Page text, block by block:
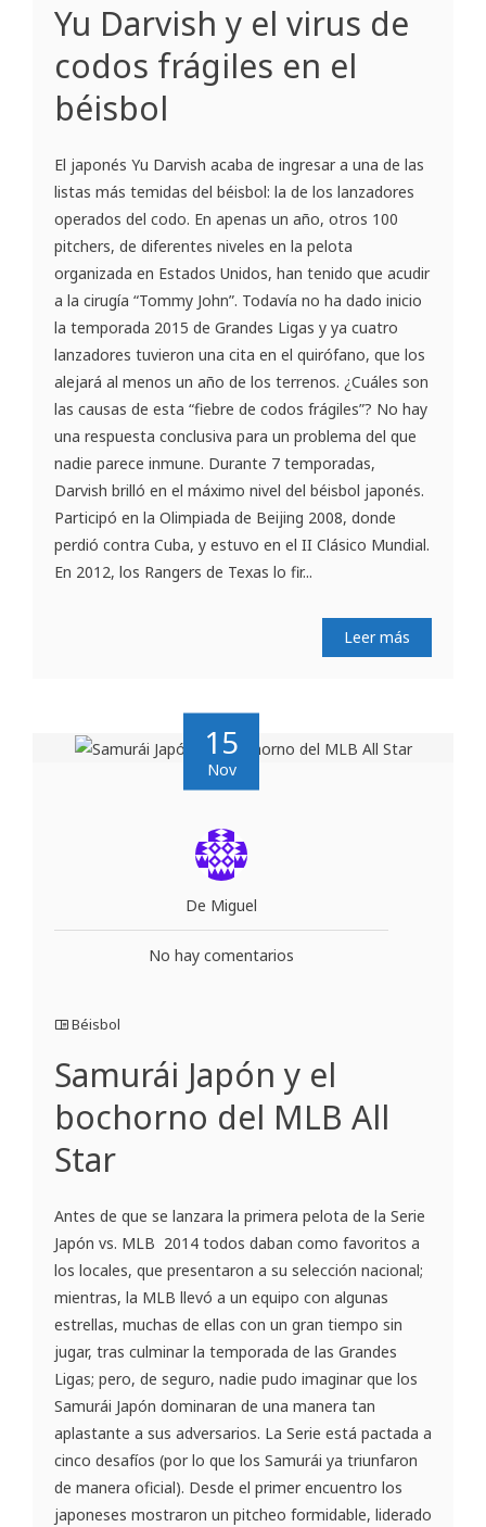
Yu Darvish y el virus de
codos frágiles en el
béisbol
El japonés Yu Darvish acaba de ingresar a una de las
listas más temidas del béisbol: la de los lanzadores
operados del codo. En apenas un año, otros 100
pitchers, de diferentes niveles en la pelota
organizada en Estados Unidos, han tenido que acudir
a la cirugía “Tommy John”. Todavía no ha dado inicio
la temporada 2015 de Grandes Ligas y ya cuatro
lanzadores tuvieron una cita en el quirófano, que los
alejará al menos un año de los terrenos. ¿Cuáles son
las causas de esta “fiebre de codos frágiles”? No hay
una respuesta conclusiva para un problema del que
nadie parece inmune. Durante 7 temporadas,
Darvish brilló en el máximo nivel del béisbol japonés.
Participó en la Olimpiada de Beijing 2008, donde
perdió contra Cuba, y estuvo en el II Clásico Mundial.
En 2012, los Rangers de Texas lo fir...
Leer más
15
Nov
De Miguel
No hay comentarios
Béisbol
Samurái Japón y el
bochorno del MLB All
Star
Antes de que se lanzara la primera pelota de la Serie
Japón vs. MLB 2014 todos daban como favoritos a
los locales, que presentaron a su selección nacional;
mientras, la MLB llevó a un equipo con algunas
estrellas, muchas de ellas con un gran tiempo sin
jugar, tras culminar la temporada de las Grandes
Ligas; pero, de seguro, nadie pudo imaginar que los
Samurái Japón dominaran de una manera tan
aplastante a sus adversarios. La Serie está pactada a
cinco desafíos (por lo que los Samurái ya triunfaron
de manera oficial). Desde el primer encuentro los
japoneses mostraron un pitcheo formidable, liderado